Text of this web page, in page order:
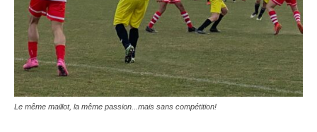
Le même maillot, la même passion...mais sans compétition!